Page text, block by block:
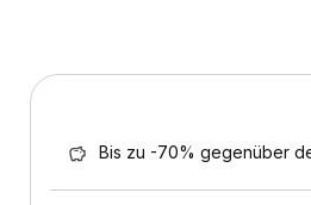
Bis zu -70% gegenüber